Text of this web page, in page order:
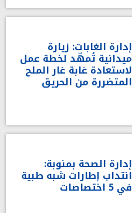
إدارة الغابات: زيارة
ميدانية تُمهّد لخطة عمل
لاستعادة غابة غار الملح
المتضررة من الحريق
إدارة الصحة بمنوبة:
انتداب إطارات شبه طبية
في 5 اختصاصات